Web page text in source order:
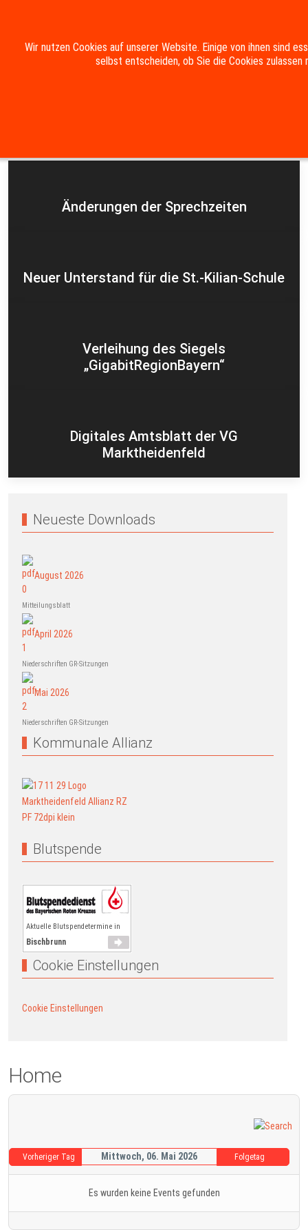
Impressum Datenschutzerklärung
Änderungen der Sprechzeiten
Neuer Unterstand für die St.-Kilian-Schule
Verleihung des Siegels
„GigabitRegionBayern“
Digitales Amtsblatt der VG
Marktheidenfeld
Neueste Downloads
August 2026
Mitteilungsblatt
April 2026
Niederschriften GR-Sitzungen
Mai 2026
Niederschriften GR-Sitzungen
Kommunale Allianz
Blutspende
Aktuelle Blutspendetermine in
Bischbrunn
Cookie Einstellungen
Cookie Einstellungen
Home
Vorheriger Tag Mittwoch, 06. Mai 2026 Folgetag
Es wurden keine Events gefunden
Wir nutzen Cookies auf unserer Website. Einige von ihnen sind
selbst entscheiden, ob Sie die Cookies